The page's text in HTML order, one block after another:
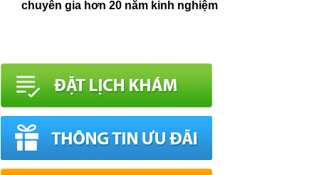
chuyên gia hơn 20 năm kinh nghiệm